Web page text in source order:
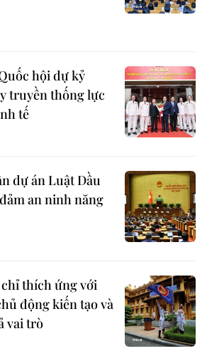
hội dự kỷ
truyền thống lực
tế
dự án Luật Dầu
an ninh năng
thích ứng với
động kiến tạo và
vai trò